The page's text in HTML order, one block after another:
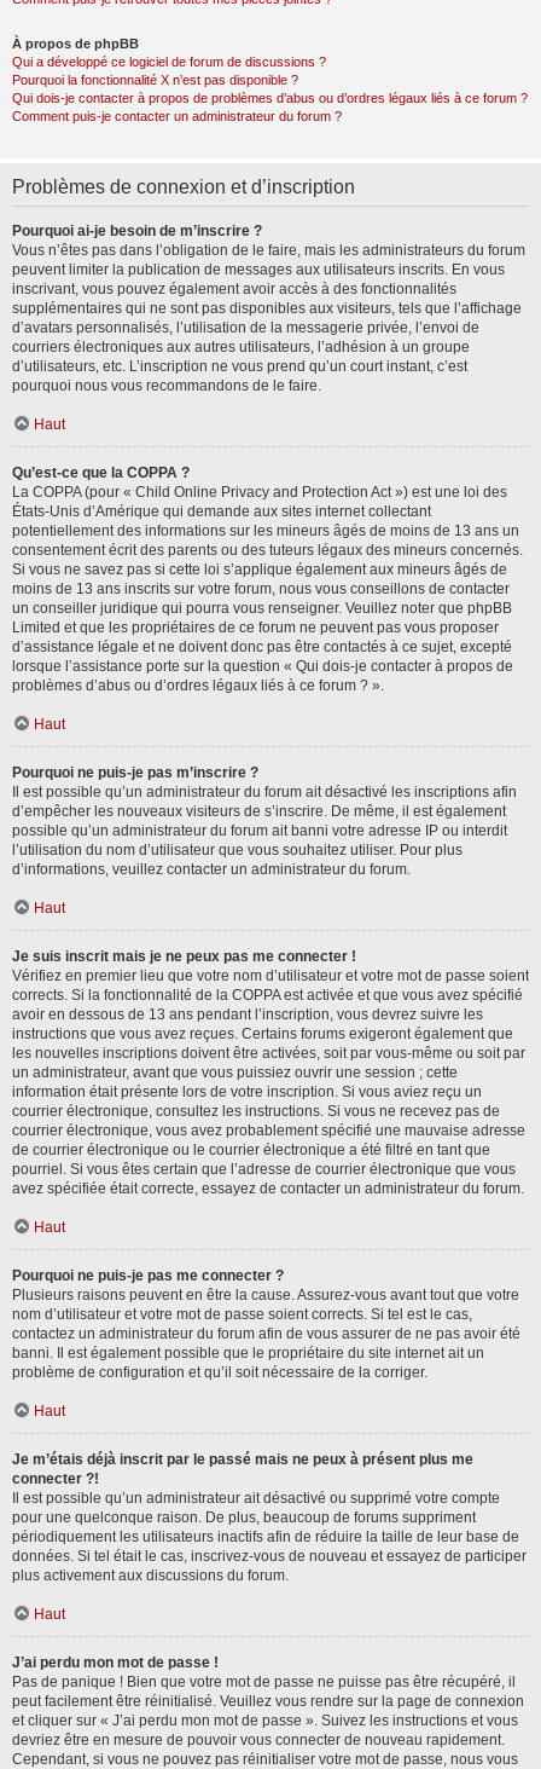
À propos de phpBB
Qui a développé ce logiciel de forum de discussions ?
Pourquoi la fonctionnalité X n’est pas disponible ?
Qui dois-je contacter à propos de problèmes d’abus ou d’ordres légaux liés à ce forum ?
Comment puis-je contacter un administrateur du forum ?
Problèmes de connexion et d’inscription
Pourquoi ai-je besoin de m’inscrire ?
Vous n’êtes pas dans l’obligation de le faire, mais les administrateurs du forum
peuvent limiter la publication de messages aux utilisateurs inscrits. En vous
inscrivant, vous pouvez également avoir accès à des fonctionnalités
supplémentaires qui ne sont pas disponibles aux visiteurs, tels que l’affichage
d’avatars personnalisés, l’utilisation de la messagerie privée, l’envoi de
courriers électroniques aux autres utilisateurs, l’adhésion à un groupe
d’utilisateurs, etc. L’inscription ne vous prend qu’un court instant, c’est
pourquoi nous vous recommandons de le faire.
Haut
Qu’est-ce que la COPPA ?
La COPPA (pour « Child Online Privacy and Protection Act ») est une loi des
États-Unis d’Amérique qui demande aux sites internet collectant
potentiellement des informations sur les mineurs âgés de moins de 13 ans un
consentement écrit des parents ou des tuteurs légaux des mineurs concernés.
Si vous ne savez pas si cette loi s’applique également aux mineurs âgés de
moins de 13 ans inscrits sur votre forum, nous vous conseillons de contacter
un conseiller juridique qui pourra vous renseigner. Veuillez noter que phpBB
Limited et que les propriétaires de ce forum ne peuvent pas vous proposer
d’assistance légale et ne doivent donc pas être contactés à ce sujet, excepté
lorsque l’assistance porte sur la question « Qui dois-je contacter à propos de
problèmes d’abus ou d’ordres légaux liés à ce forum ? ».
Haut
Pourquoi ne puis-je pas m’inscrire ?
Il est possible qu’un administrateur du forum ait désactivé les inscriptions afin
d’empêcher les nouveaux visiteurs de s’inscrire. De même, il est également
possible qu’un administrateur du forum ait banni votre adresse IP ou interdit
l’utilisation du nom d’utilisateur que vous souhaitez utiliser. Pour plus
d’informations, veuillez contacter un administrateur du forum.
Haut
Je suis inscrit mais je ne peux pas me connecter !
Vérifiez en premier lieu que votre nom d’utilisateur et votre mot de passe soient
corrects. Si la fonctionnalité de la COPPA est activée et que vous avez spécifié
avoir en dessous de 13 ans pendant l’inscription, vous devrez suivre les
instructions que vous avez reçues. Certains forums exigeront également que
les nouvelles inscriptions doivent être activées, soit par vous-même ou soit par
un administrateur, avant que vous puissiez ouvrir une session ; cette
information était présente lors de votre inscription. Si vous aviez reçu un
courrier électronique, consultez les instructions. Si vous ne recevez pas de
courrier électronique, vous avez probablement spécifié une mauvaise adresse
de courrier électronique ou le courrier électronique a été filtré en tant que
pourriel. Si vous êtes certain que l’adresse de courrier électronique que vous
avez spécifiée était correcte, essayez de contacter un administrateur du forum.
Haut
Pourquoi ne puis-je pas me connecter ?
Plusieurs raisons peuvent en être la cause. Assurez-vous avant tout que votre
nom d’utilisateur et votre mot de passe soient corrects. Si tel est le cas,
contactez un administrateur du forum afin de vous assurer de ne pas avoir été
banni. Il est également possible que le propriétaire du site internet ait un
problème de configuration et qu’il soit nécessaire de la corriger.
Haut
Je m’étais déjà inscrit par le passé mais ne peux à présent plus me
connecter ?!
Il est possible qu’un administrateur ait désactivé ou supprimé votre compte
pour une quelconque raison. De plus, beaucoup de forums suppriment
périodiquement les utilisateurs inactifs afin de réduire la taille de leur base de
données. Si tel était le cas, inscrivez-vous de nouveau et essayez de participer
plus activement aux discussions du forum.
Haut
J’ai perdu mon mot de passe !
Pas de panique ! Bien que votre mot de passe ne puisse pas être récupéré, il
peut facilement être réinitialisé. Veuillez vous rendre sur la page de connexion
et cliquer sur « J’ai perdu mon mot de passe ». Suivez les instructions et vous
devriez être en mesure de pouvoir vous connecter de nouveau rapidement.
Cependant, si vous ne pouvez pas réinitialiser votre mot de passe, nous vous